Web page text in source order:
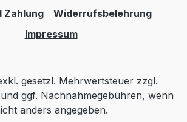
Zahlung
Widerrufsbelehrung
Impressum
gesetzl. Mehrwertsteuer zzgl.
ggf. Nachnahmegebühren, wenn
anders angegeben.